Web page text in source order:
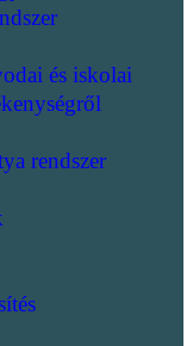
és iskolai
rendszer